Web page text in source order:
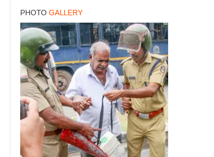
PHOTO GALLERY